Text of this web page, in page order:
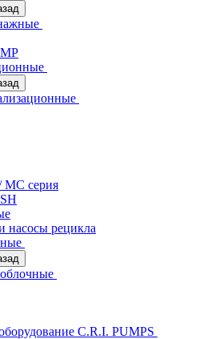
MC серия
насосы рецикла
C.R.I. PUMPS